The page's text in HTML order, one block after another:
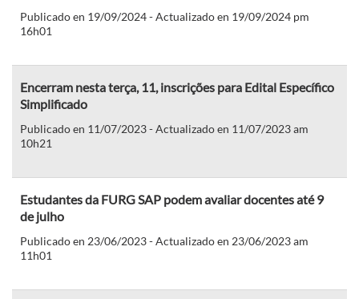
Publicado en 19/09/2024 - Actualizado en 19/09/2024 pm
16h01
Encerram nesta terça, 11, inscrições para Edital Específico
Simplificado
Publicado en 11/07/2023 - Actualizado en 11/07/2023 am
10h21
Estudantes da FURG SAP podem avaliar docentes até 9
de julho
Publicado en 23/06/2023 - Actualizado en 23/06/2023 am
11h01